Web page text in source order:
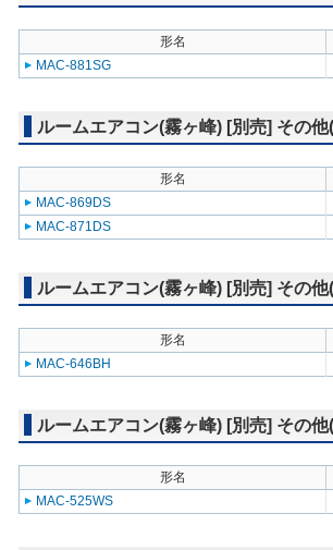
形名
MAC-881SG
ルームエアコン(霧ヶ峰) [別売] その
形名
MAC-869DS
MAC-871DS
ルームエアコン(霧ヶ峰) [別売] その
形名
MAC-646BH
ルームエアコン(霧ヶ峰) [別売] その
形名
MAC-525WS